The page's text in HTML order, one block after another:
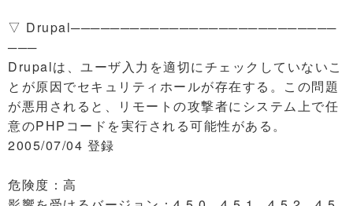
▽ Drupal───────────────────────────
───
Drupalは、ユーザ入力を適切にチェックしていないこ
とが原因でセキュリティホールが存在する。この問題
が悪用されると、リモートの攻撃者にシステム上で任
意のPHPコードを実行される可能性がある。
2005/07/04 登録
危険度：高